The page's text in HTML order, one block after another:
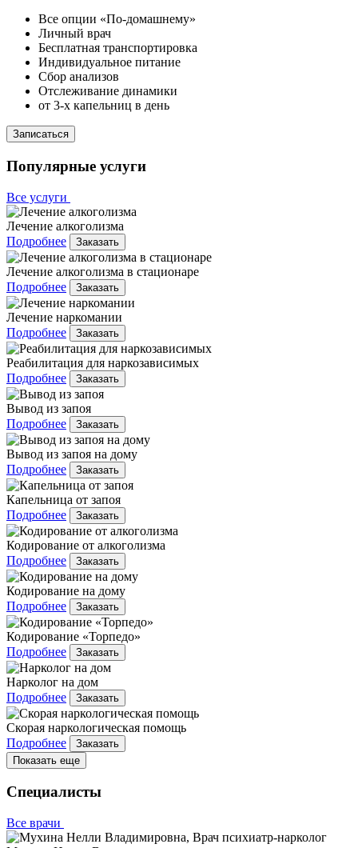
Все опции «По-домашнему»
Личный врач
Бесплатная транспортировка
Индивидуальное питание
Сбор анализов
Отслеживание динамики
от 3-х капельниц в день
Записаться
Популярные услуги
Все услуги
Лечение алкоголизма
Подробнее
Заказать
Лечение алкоголизма в стационаре
Подробнее
Заказать
Лечение наркомании
Подробнее
Заказать
Реабилитация для наркозависимых
Подробнее
Заказать
Вывод из запоя
Подробнее
Заказать
Вывод из запоя на дому
Подробнее
Заказать
Капельница от запоя
Подробнее
Заказать
Кодирование от алкоголизма
Подробнее
Заказать
Кодирование на дому
Подробнее
Заказать
Кодирование «Торпедо»
Подробнее
Заказать
Нарколог на дом
Подробнее
Заказать
Скорая наркологическая помощь
Подробнее
Заказать
Показать еще
Специалисты
Все врачи